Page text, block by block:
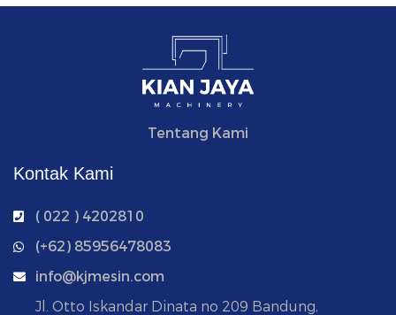
Tentang Kami
Kontak Kami
( 022 ) 4202810
‭(+62) 85956478083
info@kjmesin.com
Jl. Otto Iskandar Dinata no 209 Bandung,